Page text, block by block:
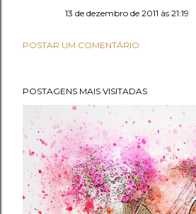
13 de dezembro de 2011 às 21:19
POSTAR UM COMENTÁRIO
POSTAGENS MAIS VISITADAS